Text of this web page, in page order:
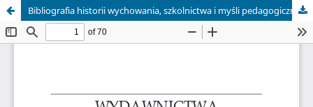
Bibliografia historii wychowania, szkolnictwa i myśli pedagogicznej w Polsce za rok 2018 (z uzupełnieniami za lata poprzednie)